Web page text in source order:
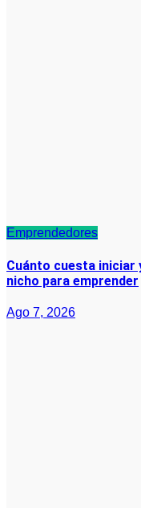
Emprendedores
Cuánto cuesta iniciar
nicho para emprender
Ago 7, 2026